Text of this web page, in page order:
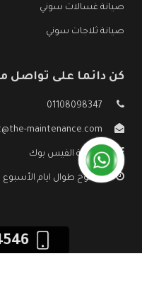
صيانة غسالات سوني
صيانة ثلاجات سوني
كن دائما على تواصل
01108098347
maintenance.com
صفحة الفيس بوك
مفتوح طوال ايام الأسبوع